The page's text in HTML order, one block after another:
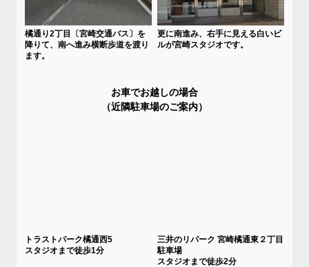
橘通り2丁目〔宮崎交通バス〕を
降りて、南へ進み横断歩道を渡り
ます。
更に南進み、右手に見える白いビ
ルが宮崎スタジオです。
お車でお越しの場合
（近隣駐車場のご案内）
トラストパーク橘通西5
スタジオまで徒歩1分
三井のリパーク 宮崎橘通東２丁目
駐車場
スタジオまで徒歩2分